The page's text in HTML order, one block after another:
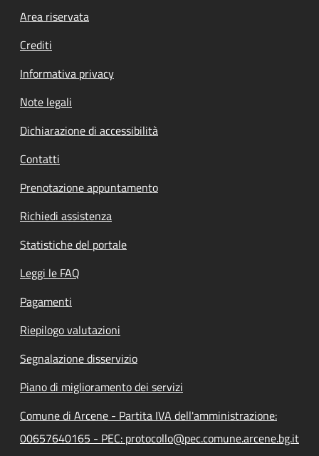
Footer menu
Area riservata
Crediti
Informativa privacy
Note legali
Dichiarazione di accessibilità
Contatti
Prenotazione appuntamento
Richiedi assistenza
Statistiche del portale
Leggi le FAQ
Pagamenti
Riepilogo valutazioni
Segnalazione disservizio
Piano di miglioramento dei servizi
Comune di Arcene - Partita IVA dell'amministrazione:
00657640165 - PEC: protocollo@pec.comune.arcene.bg.it